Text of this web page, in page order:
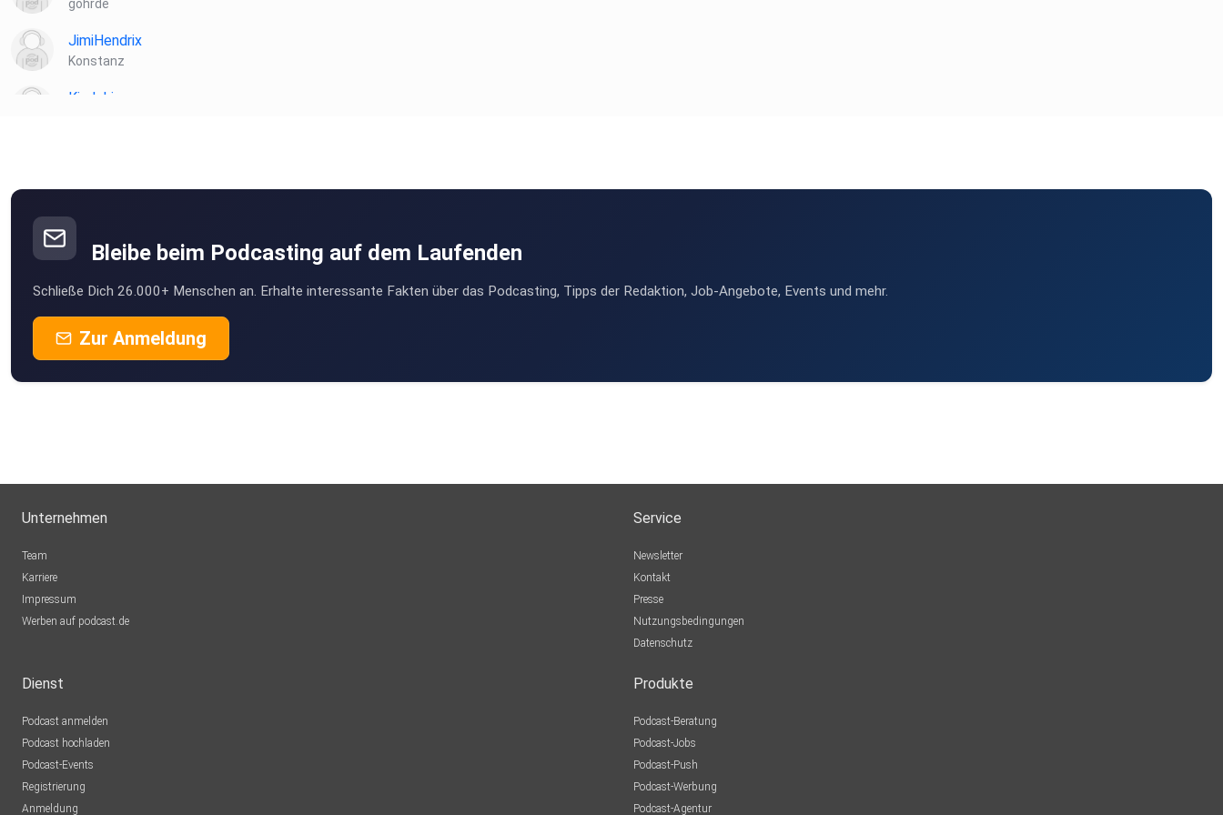
göhrde
JimiHendrix
Konstanz
Kindoki
Bleibe beim Podcasting auf dem Laufenden
Schließe Dich 26.000+ Menschen an. Erhalte interessante Fakten über das Podcasting, Tipps der Redaktion, Job-Angebote, Events und mehr.
Zur Anmeldung
Unternehmen
Team
Karriere
Impressum
Werben auf podcast.de
Service
Newsletter
Kontakt
Presse
Nutzungsbedingungen
Datenschutz
Dienst
Podcast anmelden
Podcast hochladen
Podcast-Events
Registrierung
Anmeldung
Produkte
Podcast-Beratung
Podcast-Jobs
Podcast-Push
Podcast-Werbung
Podcast-Agentur